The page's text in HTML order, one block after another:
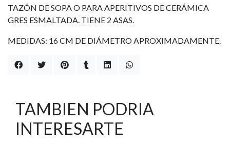
TAZÓN DE SOPA O PARA APERITIVOS DE CERÁMICA
GRES ESMALTADA. TIENE 2 ASAS.
MEDIDAS: 16 CM DE DIÁMETRO APROXIMADAMENTE.
TAMBIEN PODRIA
INTERESARTE